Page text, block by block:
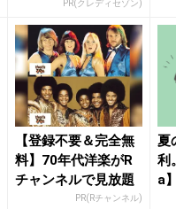
カード」PR(クレディセゾン)
【登録不要＆完全無
料】70年代洋楽がR
チャンネルで見放題
PR(Rチャンネル)
夏
利
a